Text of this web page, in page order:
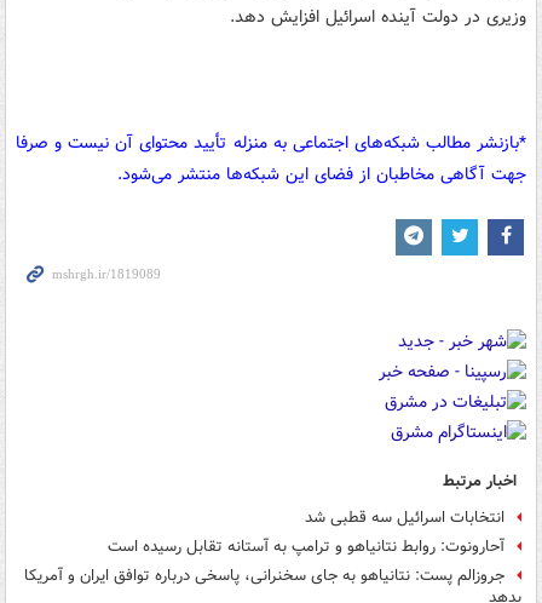
وزیری در دولت آینده اسرائیل افزایش دهد.
*بازنشر مطالب شبکه‌های اجتماعی به منزله تأیید محتوای آن نیست و صرفا
جهت آگاهی مخاطبان از فضای این شبکه‌ها منتشر می‌شود.
اخبار مرتبط
انتخابات اسرائیل سه قطبی شد
آحارونوت: روابط نتانیاهو و ترامپ به آستانه تقابل رسیده است
جروزالم پست: نتانیاهو به جای سخنرانی، پاسخی درباره توافق ایران و آمریکا
بدهد